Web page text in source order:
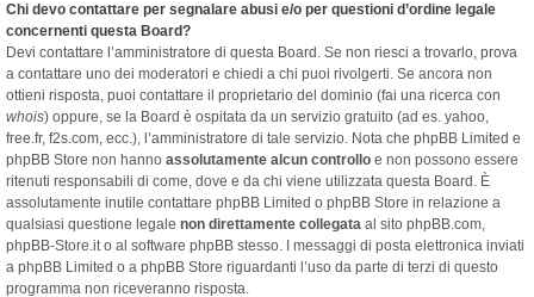
Chi devo contattare per segnalare abusi e/o per questioni d’ordine legale
concernenti questa Board?
Devi contattare l’amministratore di questa Board. Se non riesci a trovarlo, prova
a contattare uno dei moderatori e chiedi a chi puoi rivolgerti. Se ancora non
ottieni risposta, puoi contattare il proprietario del dominio (fai una ricerca con
whois) oppure, se la Board è ospitata da un servizio gratuito (ad es. yahoo,
free.fr, f2s.com, ecc.), l’amministratore di tale servizio. Nota che phpBB Limited e
phpBB Store non hanno assolutamente alcun controllo e non possono essere
ritenuti responsabili di come, dove e da chi viene utilizzata questa Board. È
assolutamente inutile contattare phpBB Limited o phpBB Store in relazione a
qualsiasi questione legale non direttamente collegata al sito phpBB.com,
phpBB-Store.it o al software phpBB stesso. I messaggi di posta elettronica inviati
a phpBB Limited o a phpBB Store riguardanti l’uso da parte di terzi di questo
programma non riceveranno risposta.